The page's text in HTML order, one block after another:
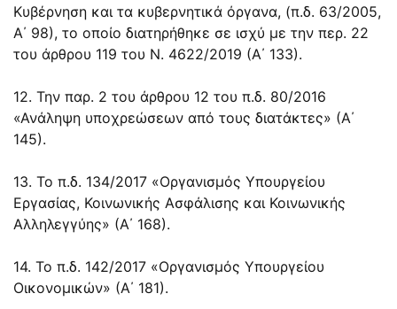
Κυβέρνηση και τα κυβερνητικά όργανα, (π.δ. 63/2005,
Α΄ 98), το οποίο διατηρήθηκε σε ισχύ με την περ. 22
του άρθρου 119 του Ν. 4622/2019 (Α΄ 133).
12. Την παρ. 2 του άρθρου 12 του π.δ. 80/2016
«Ανάληψη υποχρεώσεων από τους διατάκτες» (Α΄
145).
13. Το π.δ. 134/2017 «Οργανισμός Υπουργείου
Εργασίας, Κοινωνικής Ασφάλισης και Κοινωνικής
Αλληλεγγύης» (Α΄ 168).
14. Το π.δ. 142/2017 «Οργανισμός Υπουργείου
Οικονομικών» (Α΄ 181).